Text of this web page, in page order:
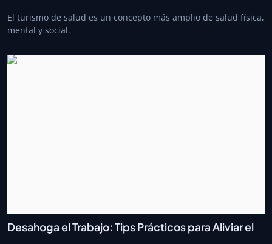
El turismo de salud es un concepto más amplio de salud física,
mental y social.
Desahoga el Trabajo: Tips Prácticos para Aliviar el